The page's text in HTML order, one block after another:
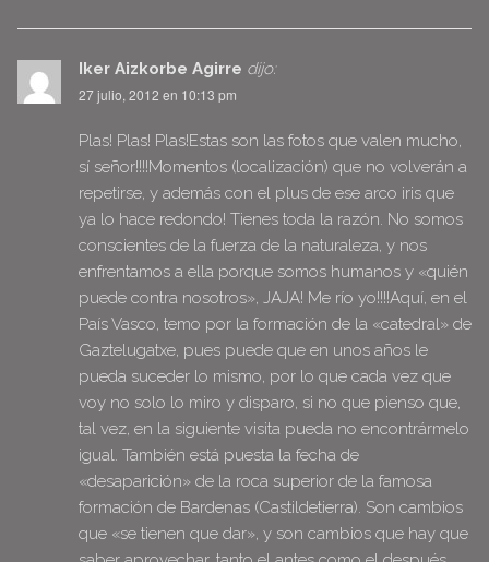
Iker Aizkorbe Agirre dijo:
27 julio, 2012 en 10:13 pm
Plas! Plas! Plas!Estas son las fotos que valen mucho,
sí señor!!!!Momentos (localización) que no volverán a
repetirse, y además con el plus de ese arco iris que
ya lo hace redondo! Tienes toda la razón. No somos
conscientes de la fuerza de la naturaleza, y nos
enfrentamos a ella porque somos humanos y «quién
puede contra nosotros», JAJA! Me río yo!!!!Aquí, en el
País Vasco, temo por la formación de la «catedral» de
Gaztelugatxe, pues puede que en unos años le
pueda suceder lo mismo, por lo que cada vez que
voy no solo lo miro y disparo, si no que pienso que,
tal vez, en la siguiente visita pueda no encontrármelo
igual. También está puesta la fecha de
«desaparición» de la roca superior de la famosa
formación de Bardenas (Castildetierra). Son cambios
que «se tienen que dar», y son cambios que hay que